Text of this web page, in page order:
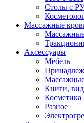
Столы с
Массажные
Аксессуары
Мебель
Книги,
Косметика
Разное